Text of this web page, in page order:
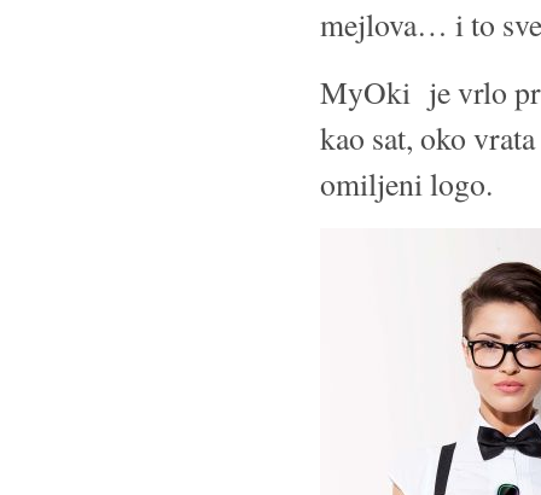
mejlova… i to
MyOki je vrlo
kao sat, oko
omiljeni logo.